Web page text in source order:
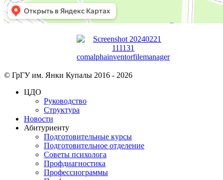
© ГрГУ им. Янки Купалы 2016 - 2026
ЦДО
Руководство
Структура
Новости
Абитуриенту
Подготовительные курсы
Подготовительное отделение
Советы психолога
Профдиагностика
Профессиограммы